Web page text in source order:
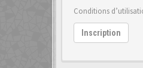
Conditions
Inscription